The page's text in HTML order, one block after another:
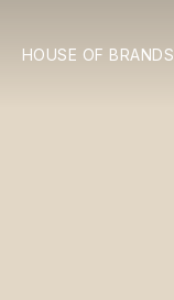
HOUSE OF BRANDS